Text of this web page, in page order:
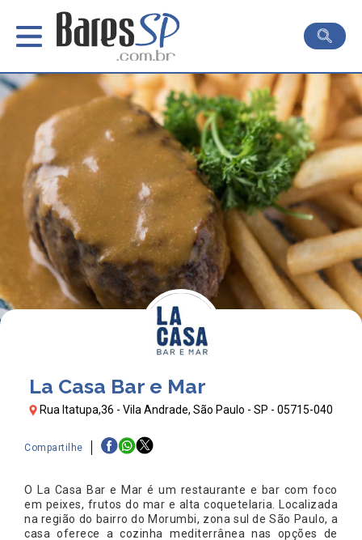
La Casa Bar e Mar
Rua Itatupa,36 - Vila Andrade, São Paulo - SP - 05715-040
Compartilhe
O La Casa Bar e Mar é um restaurante e bar com foco
em peixes, frutos do mar e alta coquetelaria. Localizada
na região do bairro do Morumbi, zona sul de São Paulo, a
casa oferece a cozinha mediterrânea nas opções de